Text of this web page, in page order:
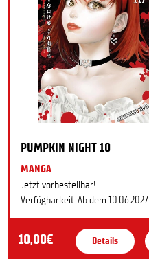
PUMPKIN NIGHT 10
MANGA
Jetzt vorbestellbar!
Verfügbarkeit: Ab dem 10.06.2027
10,00€ Details